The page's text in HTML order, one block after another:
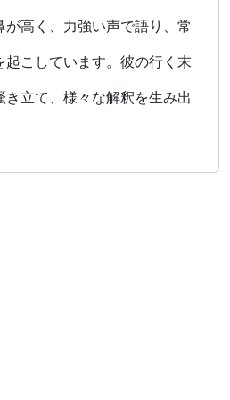
高く、力強い声で語り、常
起こしています。彼の行く末
立て、様々な解釈を生み出